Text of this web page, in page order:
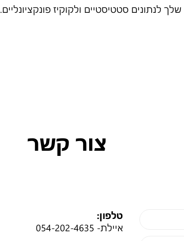
לנתונים סטטיסטיים ולקוקיז פונקציונליים.
צור קשר
טלפון:
איילת- 054-202-4635